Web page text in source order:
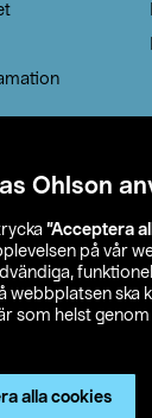
Ohlson
”Acceptera
på vår
webbplatsen ska
som helst
alla cookies